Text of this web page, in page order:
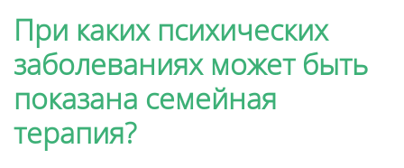
При каких психических
заболеваниях может быть
показана семейная
терапия?